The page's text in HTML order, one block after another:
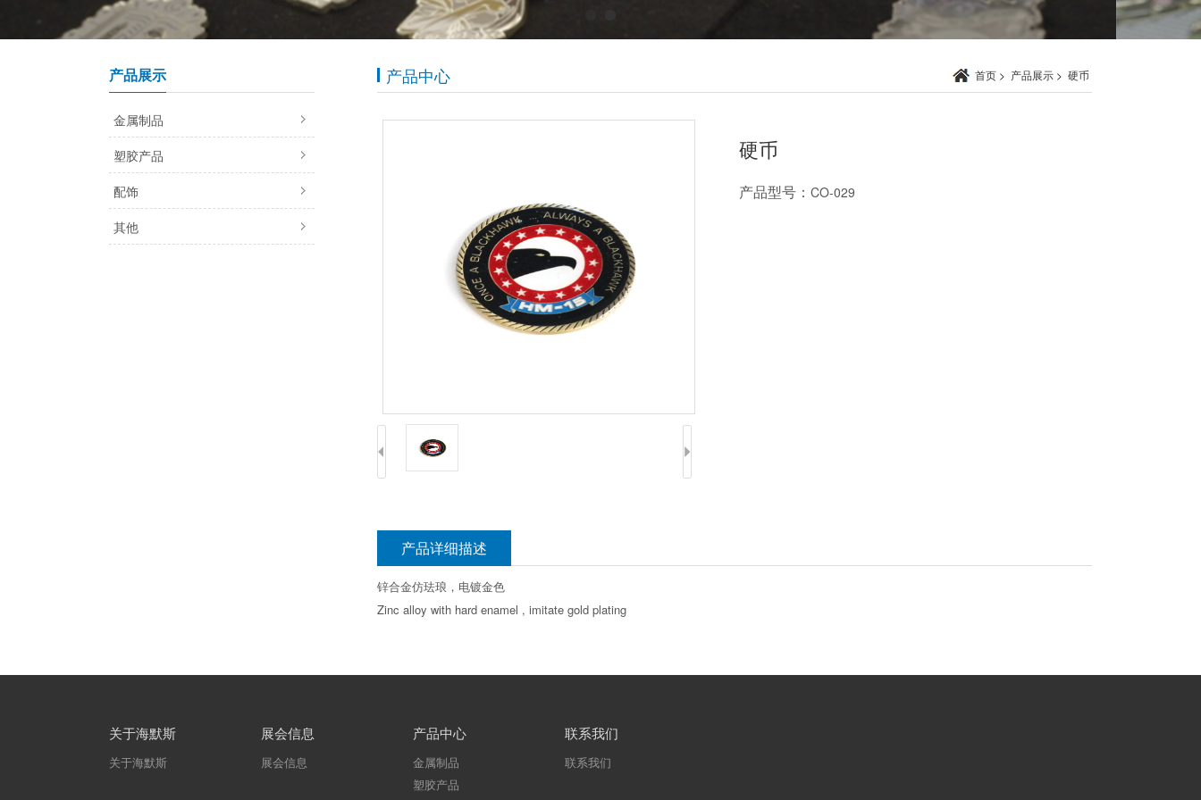
产品展示
金属制品
塑胶产品
配饰
其他
产品中心 首页 > 产品展示 > 硬币
硬币
产品型号： CO-029
产品详细描述
锌合金仿珐琅，电镀金色
Zinc alloy with hard enamel , imitate gold plating
关于海默斯
关于海默斯
展会信息
展会信息
产品中心
金属制品
塑胶产品
联系我们
联系我们